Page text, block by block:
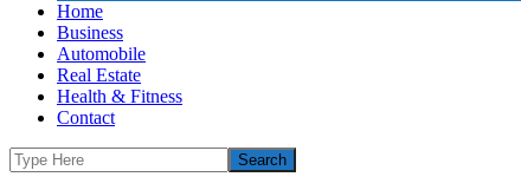
Home
Business
Automobile
Real Estate
Health & Fitness
Contact